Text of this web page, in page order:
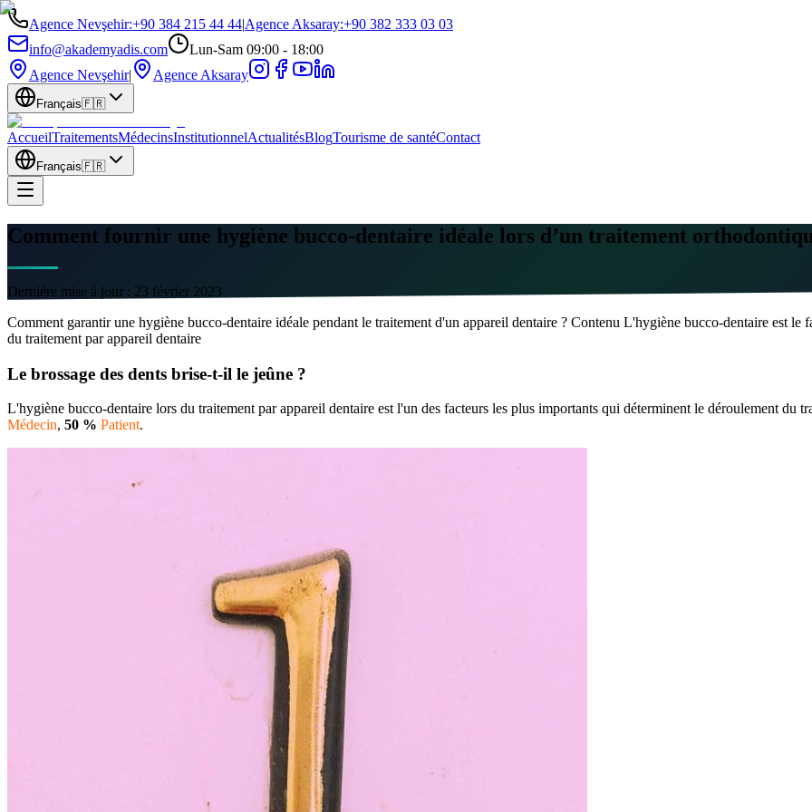
Agence Nevşehir:+90 384 215 44 44|Agence Aksaray:+90 382 333 03 03
info@akademyadis.com
Lun-Sam 09:00 - 18:00
Agence Nevşehir| Agence Aksaray
Français🇫🇷
AccueilTraitementsMédecinsInstitutionnelActualitésBlogTourisme de santéContact
Français🇫🇷
Comment fournir une hygiène bucco-dentaire idéale lors d’un traitement
Dernière mise à jour : 23 février 2023
Comment garantir une hygiène bucco-dentaire idéale pendant le traitement d'un appareil dentaire ? Contenu L'hygiène bucco-dentaire est
du traitement par appareil dentaire
Le brossage des dents brise-t-il le jeûne ?
L'hygiène bucco-dentaire lors du traitement par appareil dentaire est l'un des facteurs les plus importants qui déterminent le déroulement du
Médecin, 50 % Patient.